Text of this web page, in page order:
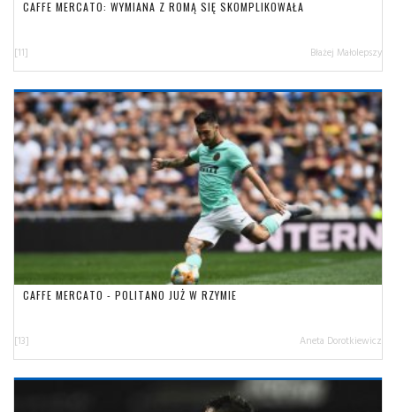
CAFFE MERCATO: WYMIANA Z ROMĄ SIĘ SKOMPLIKOWAŁA
[11] Błażej Małolepszy
CAFFE MERCATO - POLITANO JUŻ W RZYMIE
[13] Aneta Dorotkiewicz